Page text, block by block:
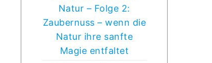
Natur – Folge 2:
Zaubernuss – wenn die
Natur ihre sanfte
Magie entfaltet